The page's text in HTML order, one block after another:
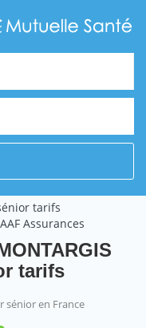
tarifs
Assurances
tarifs
sénior en France